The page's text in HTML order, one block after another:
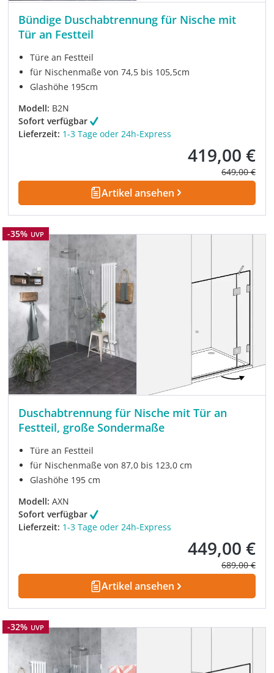
Bündige Duschabtrennung für Nische mit
Tür an Festteil
Türe an Festteil
für Nischenmaße von 74,5 bis 105,5cm
Glashöhe 195cm
Modell: B2N
Sofort verfügbar
Lieferzeit: 1-3 Tage oder 24h-Express
Verkaufspreis:
419,00 €
Regulärer
649,00 €
Artikel ansehen
Rabatt
-35% UVP
Duschabtrennung für Nische mit Tür an
Festteil, große Sondermaße
Türe an Festteil
für Nischenmaße von 87,0 bis 123,0 cm
Glashöhe 195 cm
Modell: AXN
Sofort verfügbar
Lieferzeit: 1-3 Tage oder 24h-Express
Verkaufspreis:
449,00 €
Regulärer
689,00 €
Artikel ansehen
Rabatt
-32% UVP